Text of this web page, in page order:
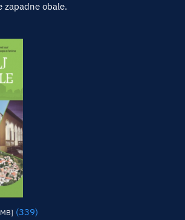
zapadne obale.
(339)